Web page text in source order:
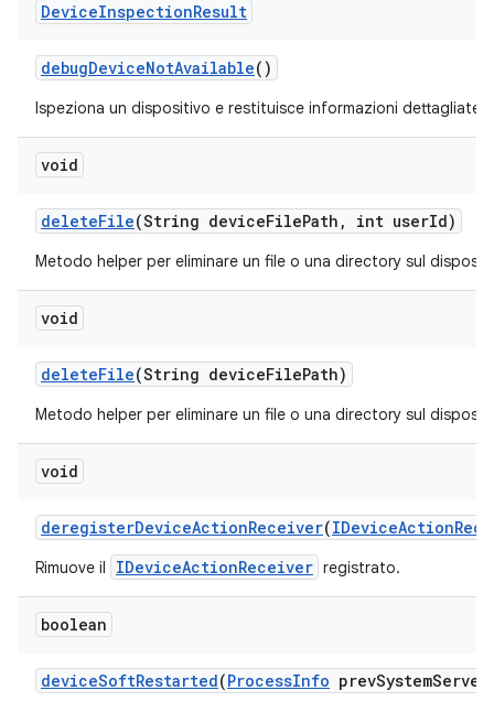
DeviceInspectionResult
debugDeviceNotAvailable()
Ispeziona un dispositivo e restituisce informazioni dettagliate
void
deleteFile(String deviceFilePath , int userId)
Metodo helper per eliminare un file o una directory sul
void
deleteFile(String deviceFilePath)
Metodo helper per eliminare un file o una directory sul
void
deregisterDeviceActionReceiver(IDeviceAction
Rimuove il IDeviceActionReceiver registrato.
boolean
deviceSoftRestarted(ProcessInfo prevSystemServer